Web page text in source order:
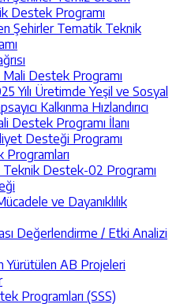
Destek Programı
Şehirler Tematik Teknik
Mali Destek Programı
Yılı Üretimde Yeşil ve Sosyal
Kalkınma Hızlandırıcı
Destek Programı İlanı
Desteği Programı
Teknik Destek-02 Programı
ve Dayanıklılık
Değerlendirme / Etki Analizi
Yürütülen AB Projeleri
Programları (SSS)